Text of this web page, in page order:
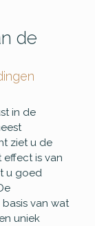
de
in de
ziet u de
is van
u goed
van wat
uniek